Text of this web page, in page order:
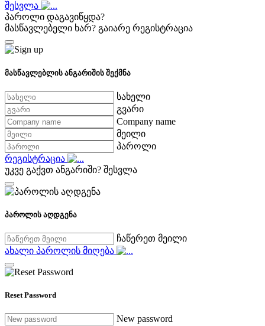
შესვლა
პაროლი დაგავიწყდა?
მასწავლებელი ხარ? გაიარე რეგისტრაცია
მასწავლებლის ანგარიშის შექმნა
სახელი
გვარი
Company name
მეილი
პაროლი
რეგისტრაცია
უკვე გაქვთ ანგარიში? შესვლა
პაროლის აღდგენა
ჩაწერეთ მეილი
ახალი პაროლის მიღება
Reset Password
New password